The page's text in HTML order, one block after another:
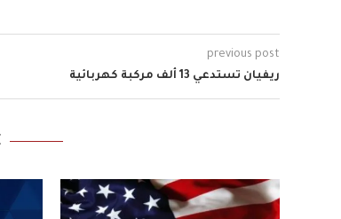
previous post
ريفيان تستدعي 13 ألف مركبة كهربائية